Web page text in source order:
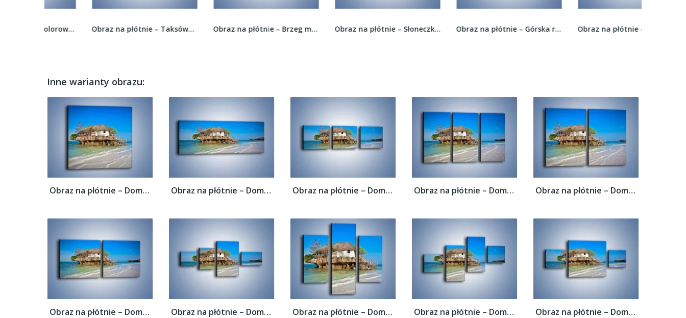
Obraz na płótnie – Taksówki wodne oczekujące na... Obraz na płótnie – Brzeg morza jak z bajki –... Obraz na płótnie – Słoneczko ukryte za... Obraz na płótnie – Górska rzeka latem –... Obraz na płótnie – Podwodny świat na wyspie –...
Inne warianty obrazu:
Obraz na płótnie – Dom na skarpie –... Obraz na płótnie – Dom na skarpie –... Obraz na płótnie – Dom na skarpie –... Obraz na płótnie – Dom na skarpie –... Obraz na płótnie – Dom na skarpie –...
Obraz na płótnie – Dom na skarpie –... Obraz na płótnie – Dom na skarpie –... Obraz na płótnie – Dom na skarpie –... Obraz na płótnie – Dom na skarpie –... Obraz na płótnie – Dom na skarpie –...